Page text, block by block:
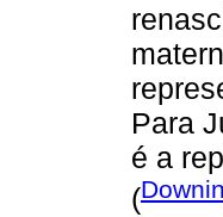
Para
é a
(